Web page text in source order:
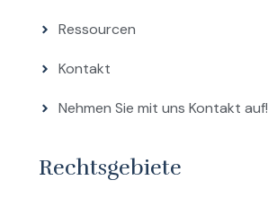
Ressourcen
Kontakt
Nehmen Sie mit uns Kontakt auf!
Rechtsgebiete